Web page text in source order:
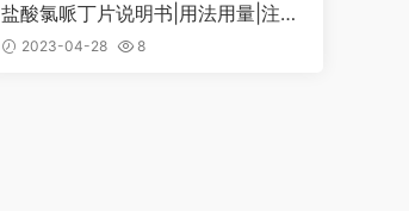
盐酸氯哌丁片说明书|用法用量|注意
事项2023-04-28 8